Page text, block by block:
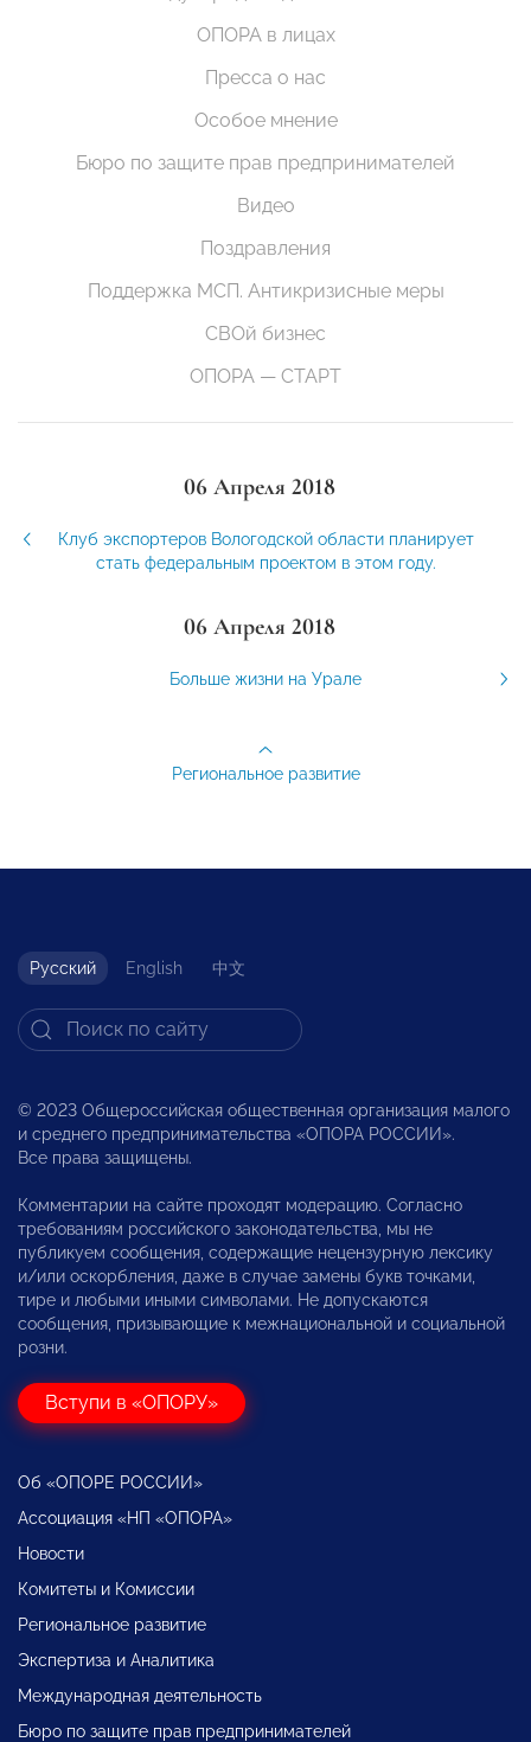
ОПОРА в лицах
Пресса о нас
Особое мнение
Бюро по защите прав предпринимателей
Видео
Поздравления
Поддержка МСП. Антикризисные меры
СВОй бизнес
ОПОРА — СТАРТ
06 Апреля 2018
Клуб экспортеров Вологодской области планирует
стать федеральным проектом в этом году.
06 Апреля 2018
Больше жизни на Урале
Региональное развитие
Русский English 中文
© 2023 Общероссийская общественная организация малого
и среднего предпринимательства «ОПОРА РОССИИ».
Все права защищены.
Комментарии на сайте проходят модерацию. Согласно
требованиям российского законодательства, мы не
публикуем сообщения, содержащие нецензурную лексику
и/или оскорбления, даже в случае замены букв точками,
тире и любыми иными символами. Не допускаются
сообщения, призывающие к межнациональной и социальной
розни.
Вступи в «ОПОРУ»
Об «ОПОРЕ РОССИИ»
Ассоциация «НП «ОПОРА»
Новости
Комитеты и Комиссии
Региональное развитие
Экспертиза и Аналитика
Международная деятельность
Бюро по защите прав предпринимателей